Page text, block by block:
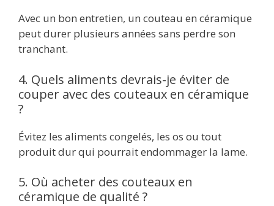
Avec un bon entretien, un couteau en céramique
peut durer plusieurs années sans perdre son
tranchant.
4. Quels aliments devrais-je éviter de
couper avec des couteaux en céramique
?
Évitez les aliments congelés, les os ou tout
produit dur qui pourrait endommager la lame.
5. Où acheter des couteaux en
céramique de qualité ?